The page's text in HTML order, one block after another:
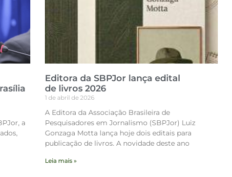
a
Editora da SBPJor lança edital
de livros 2026
1 de abril de 2026
A Editora da Associação Brasileira de
Pesquisadores em Jornalismo (SBPJor) Luiz
Gonzaga Motta lança hoje dois editais para
publicação de livros. A novidade deste ano
Leia mais »